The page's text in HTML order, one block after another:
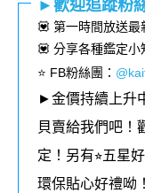
►歡迎追蹤粉
💟 第一時間放送
💟 分享各種鑑定小
⭐️ FB粉絲團 ：
►金價持續上升
貝賣給我們吧！
定！ 另有⭐︎五星
環保貼心好禮呦